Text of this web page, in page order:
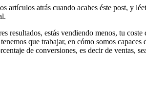
artículos atrás cuando acabes éste post, y
resultados, estás vendiendo menos, tu
que trabajar, en cómo somos capaces
de conversiones, es decir de ventas,